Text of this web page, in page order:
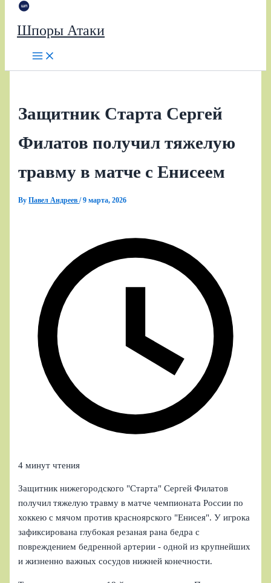
Шпоры Атаки
Защитник Старта Сергей
Филатов получил тяжелую
травму в матче с Енисеем
ByПавел Андреев/9 марта, 2026
4 минут чтения
Защитник нижегородского "Старта" Сергей Филатов
получил тяжелую травму в матче чемпионата России по
хоккею с мячом против красноярского "Енисея". У игрока
зафиксирована глубокая резаная рана бедра с
повреждением бедренной артерии - одной из крупнейших
и жизненно важных сосудов нижней конечности.